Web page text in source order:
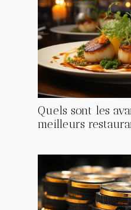
Quels sont les
meilleurs